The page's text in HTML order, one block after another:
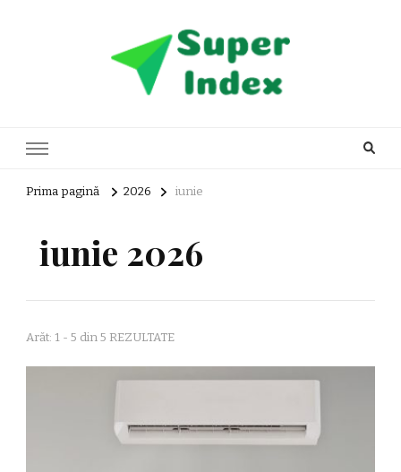
Prima pagină 2026 iunie
iunie 2026
Arăt: 1 - 5 din 5 REZULTATE